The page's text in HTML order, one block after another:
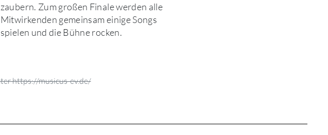
zaubern. Zum großen Finale werden alle
Mitwirkenden gemeinsam einige Songs
spielen und die Bühne rocken.
https://musicus-ev.de/